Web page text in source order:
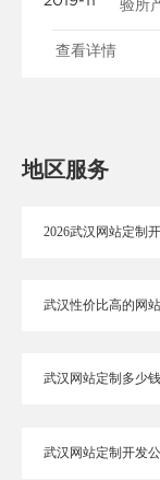
验所
色和
查看详情
地区服务
2026武汉网站定制
武汉性价比高的网
武汉网站定制多少
武汉网站定制开发